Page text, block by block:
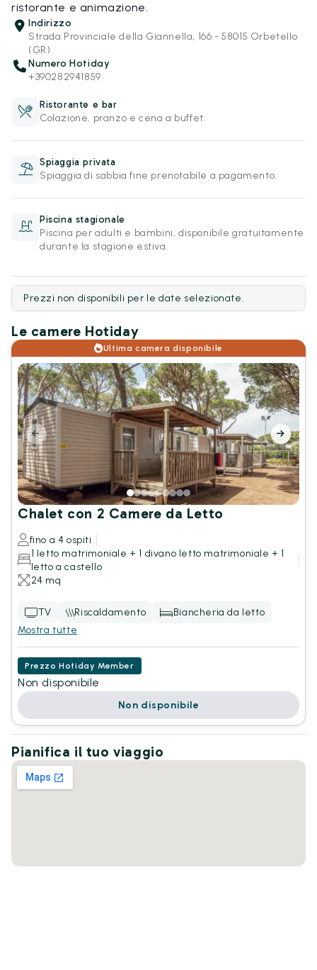
ristorante e animazione.
Indirizzo
Strada Provinciale della Giannella, 166 - 58015 Orbetello
(GR)
Numero Hotiday
+390282941859
Ristorante e bar
Colazione, pranzo e cena a buffet.
Spiaggia privata
Spiaggia di sabbia fine prenotabile a pagamento.
Piscina stagionale
Piscina per adulti e bambini, disponibile gratuitamente
durante la stagione estiva.
Prezzi non disponibili per le date selezionate.
Le camere Hotiday
Ultima camera disponibile
Chalet con 2 Camere da Letto
fino a 4 ospiti
1 letto matrimoniale + 1 divano letto matrimoniale + 1
letto a castello
24 mq
TV Riscaldamento
Biancheria da letto
Mostra tutte
Prezzo Hotiday Member
Non disponibile
Non disponibile
Pianifica il tuo viaggio